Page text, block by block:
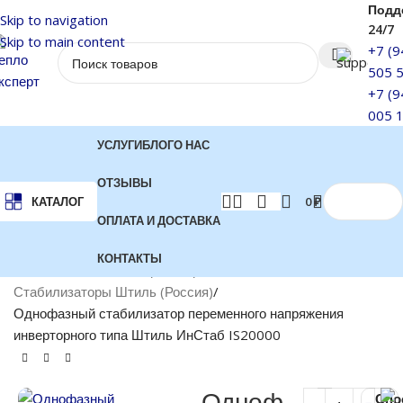
Skip to navigation
Skip to main content
24/7
+7
505
+7
005
КАТАЛОГ
УСЛУГИБЛОГО НАС
ОТЗЫВЫ
ОПЛАТА И ДОСТАВКА
КОНТАКТЫ
0₽
Стабилизаторы Штиль (Россия)
Однофазный стабилизатор переменного напряжения
инверторного типа Штиль ИнСтаб IS20000